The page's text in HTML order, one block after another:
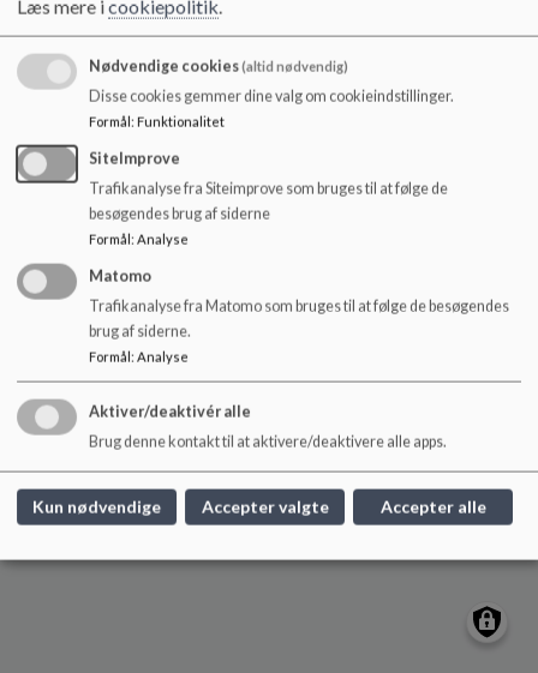
i
Kerteminde Byskole
Nørregade 21 5300 Kerteminde
kertemindebyskole@kerteminde.dk
+45 65151800
EAN NR. 5790000371129
Sitemap
Cookie politik
Læs mere icookiepolitik.
Nødvendige cookies(altid nødvendig)
Disse cookies gemmer dine valg om cookieindstillinger.
Formål: Funktionalitet
SiteImprove
Trafikanalyse fra Siteimprove som bruges til at følge de
besøgendes brug af siderne
Formål: Analyse
Matomo
Trafikanalyse fra Matomo som bruges til at følge de besøgendes
brug af siderne.
Formål: Analyse
Aktiver/deaktivér alle
Brug denne kontakt til at aktivere/deaktivere alle apps.
Kun nødvendige Accepter valgte Accepter alle